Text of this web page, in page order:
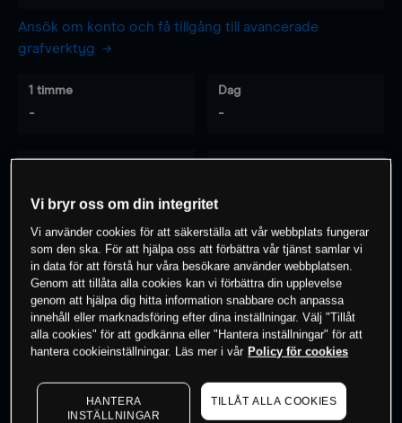
Ansök om konto och få tillgång till avancerade
grafverktyg
1 timme
-
Dag
-
0% av kunderna har en position i detta
instrument
Börja handla
Vi bryr oss om din integritet
Vi använder cookies för att säkerställa att vår webbplats fungerar
som den ska. För att hjälpa oss att förbättra vår tjänst samlar vi
in data för att förstå hur våra besökare använder webbplatsen.
Genom att tillåta alla cookies kan vi förbättra din upplevelse
genom att hjälpa dig hitta information snabbare och anpassa
innehåll eller marknadsföring efter dina inställningar. Välj "Tillåt
alla cookies" för att godkänna eller "Hantera inställningar" för att
hantera cookieinställningar. Läs mer i vår Policy för cookies
HANTERA
INSTÄLLNINGAR
TILLÅT ALLA COOKIES